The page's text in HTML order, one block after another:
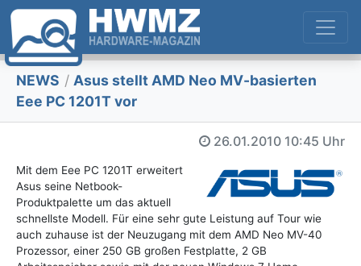
NEWS / Asus stellt AMD Neo MV-basierten
Eee PC 1201T vor
26.01.2010 10:45 Uhr
Mit dem Eee PC 1201T erweitert
Asus seine Netbook-
Produktpalette um das aktuell
schnellste Modell. Für eine sehr gute Leistung auf Tour wie
auch zuhause ist der Neuzugang mit dem AMD Neo MV-40
Prozessor, einer 250 GB großen Festplatte, 2 GB